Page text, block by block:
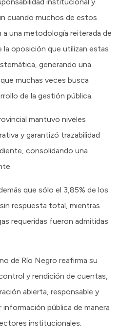
institucional y
cuando muchos de estos
una metodología reiterada de
oposición que utilizan estas
generando una
muchas veces busca
de la gestión pública.
mantuvo niveles
y garantizó trazabilidad
consolidando una
que sólo el 3,85% de los
respuesta total, mientras
requeridas fueron admitidas
de Río Negro reafirma su
y rendición de cuentas,
abierta, responsable y
pública de manera
institucionales.